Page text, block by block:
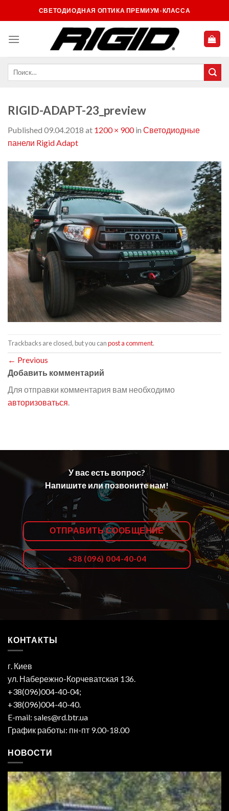
to
СВЕТОДИОДНАЯ ОПТИКА ПРЕМИУМ-КЛАССА
RIGID-ADAPT-23_preview
Published 09.04.2018 at 1200 × 900in Светодиодные
панели Rigid Adapt
Trackbacks are closed, but you canpost a comment.
← Previous
Добавить комментарий
Для отправки комментария вам необходимо
авторизоваться
У вас есть вопрос?
Напишите или позвоните нам!
ОТПРАВИТЬ СООБЩЕНИЕ
+38 (096) 004-40-04
КОНТАКТЫ
г. Киев
ул. Набережно-Корчеватская 136.
+38(096)004-40-04;
+38(096)004-40-40.
E-mail: sales@rd.btr.ua
График работы: пн-пт 9.00-18.00
НОВОСТИ